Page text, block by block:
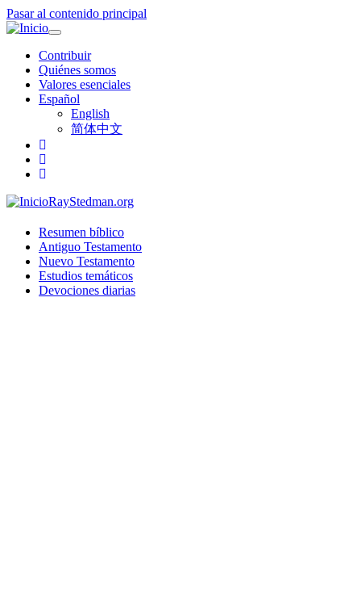
Pasar al contenido principal
Toggle
navigation
Contribuir
Quiénes somos
Valores esenciales
Español
English
简体中文
RayStedman.org
Resumen bíblico
Antiguo Testamento
Nuevo Testamento
Estudios temáticos
Devociones diarias